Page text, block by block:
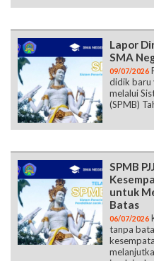
Lapor
SMA
09/07/2026
didik baru
melalui
(SPMB)
SPMB
untuk
Batas
06/07/2026
tanpa